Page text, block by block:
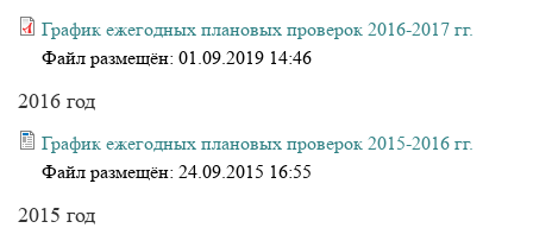
График ежегодных плановых проверок 2016-2017 гг.
Файл размещён: 01.09.2019 14:46
2016 год
График ежегодных плановых проверок 2015-2016 гг.
Файл размещён: 24.09.2015 16:55
2015 год